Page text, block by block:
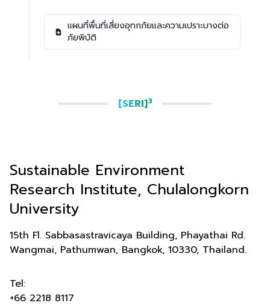
แผนที่พื้นที่เสี่ยงอุทกภัยและความเปราะบางต่อ
ภัยพิบัติ
[SERI]3
Sustainable Environment
Research Institute, Chulalongkorn
University
15th Fl. Sabbasastravicaya Building, Phayathai Rd.
Wangmai, Pathumwan, Bangkok, 10330, Thailand.
Tel:
+66 2218 8117